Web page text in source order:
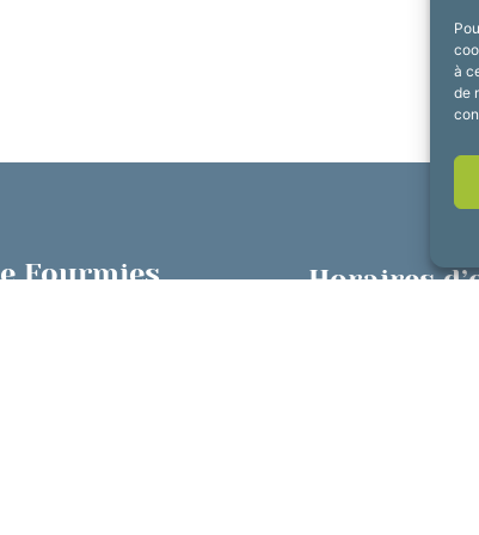
à
de
Fourmies Horaires